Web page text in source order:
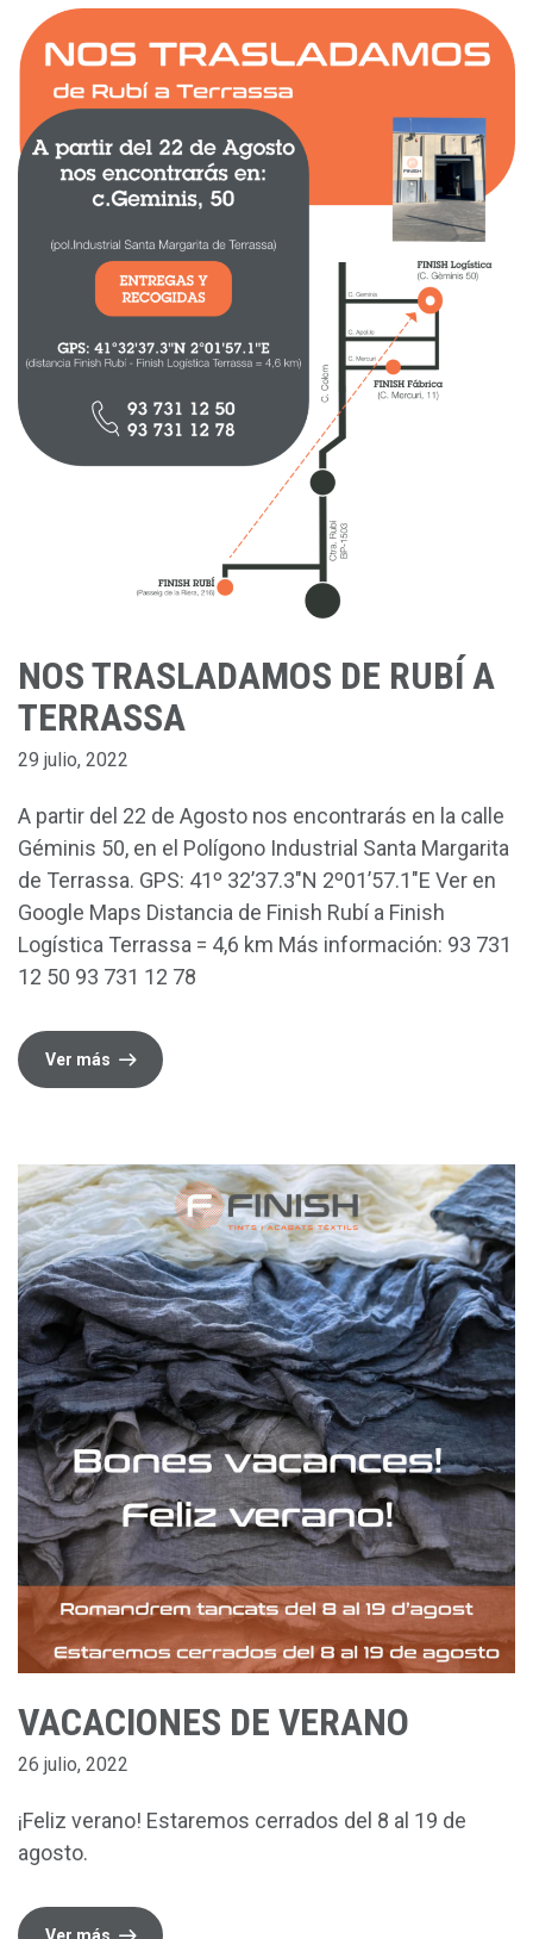
NOS TRASLADAMOS DE RUBÍ A
TERRASSA
29 julio, 2022
A partir del 22 de Agosto nos encontrarás en la calle
Géminis 50, en el Polígono Industrial Santa Margarita
de Terrassa. GPS: 41º 32’37.3″N 2º01’57.1″E Ver en
Google Maps Distancia de Finish Rubí a Finish
Logística Terrassa = 4,6 km Más información: 93 731
12 50 93 731 12 78
Ver más
VACACIONES DE VERANO
26 julio, 2022
¡Feliz verano! Estaremos cerrados del 8 al 19 de
agosto.